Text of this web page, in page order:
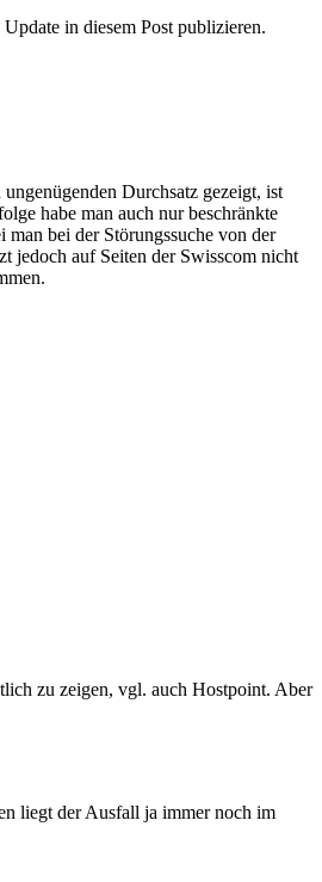
in diesem Post publizieren.
Durchsatz gezeigt, ist
habe man auch nur beschränkte
bei der Störungssuche von der
jedoch auf Seiten der Swisscom nicht
zu zeigen, vgl. auch Hostpoint. Aber
liegt der Ausfall ja immer noch im